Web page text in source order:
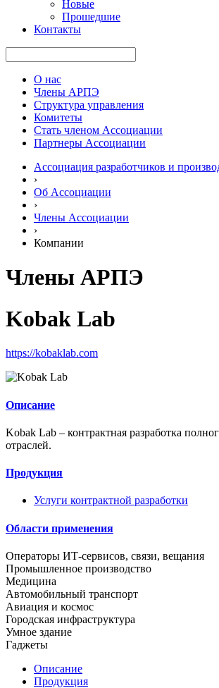
Новые
Прошедшие
Контакты
О нас
Члены АРПЭ
Структура управления
Комитеты
Стать членом Ассоциации
Партнеры Ассоциации
Ассоциация разработчиков и
›
Об Ассоциации
›
Члены Ассоциации
›
Компании
Члены АРПЭ
Kobak Lab
https://kobaklab.com
Описание
Kobak Lab – контрактная разработка
отраслей.
Продукция
Услуги контрактной разработки
Области применения
Операторы ИТ-сервисов, связи, вещания
Промышленное производство
Медицина
Автомобильный транспорт
Авиация и космос
Городская инфраструктура
Умное здание
Гаджеты
Описание
Продукция